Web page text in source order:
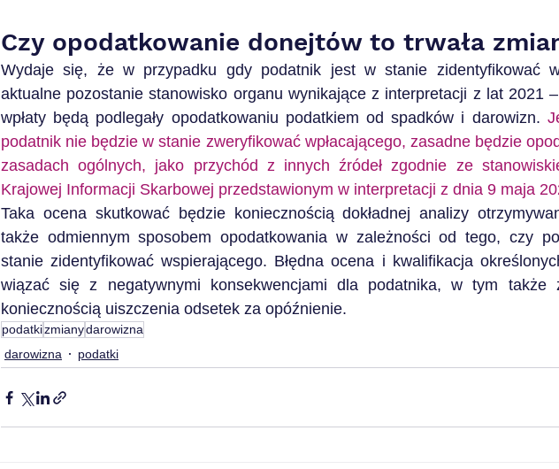
Czy opodatkowanie donejtów to trwała
Wydaje się, że w przypadku gdy podatnik jest w stanie zidentyfikować
aktualne pozostanie stanowisko organu wynikające z interpretacji z lat 2021
wpłaty będą podlegały opodatkowaniu podatkiem od spadków i darowizn.
podatnik nie będzie w stanie zweryfikować wpłacającego, zasadne będzie
zasadach ogólnych, jako przychód z innych źródeł zgodnie ze
Krajowej Informacji Skarbowej przedstawionym w interpretacji z dnia 9 maja
Taka ocena skutkować będzie koniecznością dokładnej analizy
także odmiennym sposobem opodatkowania w zależności od tego, czy
stanie zidentyfikować wspierającego. Błędna ocena i kwalifikacja
wiązać się z negatywnymi konsekwencjami dla podatnika, w tym także
koniecznością uiszczenia odsetek za opóźnienie.
podatkizmianydarowizna
darowizna
podatki